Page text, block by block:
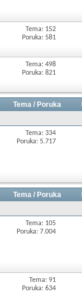
Tema: 152
Poruka: 581
Tema: 498
Poruka: 821
Tema / Poruka
Tema: 334
Poruka: 5.717
Tema / Poruka
Tema: 105
Poruka: 7.004
Tema: 91
Poruka: 634